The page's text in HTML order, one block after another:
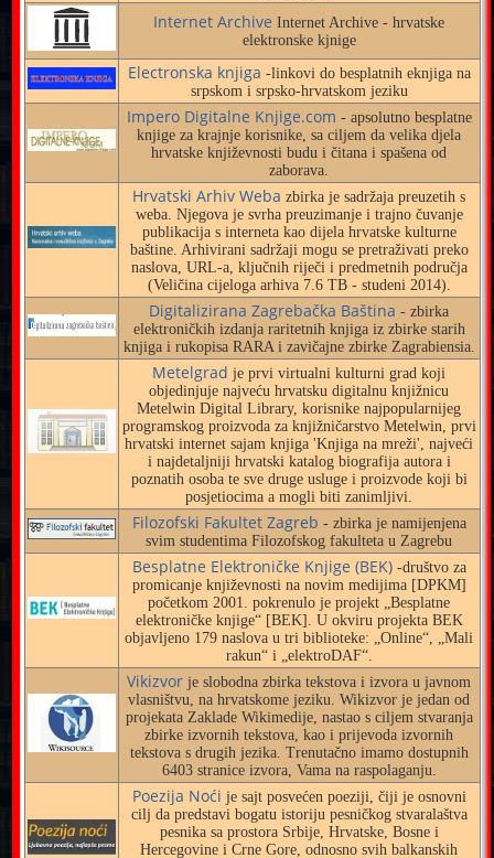
Internet Archive Internet Archive - hrvatske
elektronske kjnige
Electronska knjiga -linkovi do besplatnih eknjiga na
srpskom i srpsko-hrvatskom jeziku
Impero Digitalne Knjige.com - apsolutno besplatne
knjige za krajnje korisnike, sa ciljem da velika djela
hrvatske književnosti budu i čitana i spašena od
zaborava.
Hrvatski Arhiv Weba zbirka je sadržaja preuzetih s
weba. Njegova je svrha preuzimanje i trajno čuvanje
publikacija s interneta kao dijela hrvatske kulturne
baštine. Arhivirani sadržaji mogu se pretraživati preko
naslova, URL-a, ključnih riječi i predmetnih područja
(Veličina cijeloga arhiva 7.6 TB - studeni 2014).
Digitalizirana Zagrebačka Baština - zbirka
elektroničkih izdanja raritetnih knjiga iz zbirke starih
knjiga i rukopisa RARA i zavičajne zbirke Zagrabiensia.
Metelgrad je prvi virtualni kulturni grad koji
objedinjuje najveću hrvatsku digitalnu knjižnicu
Metelwin Digital Library, korisnike najpopularnijeg
programskog proizvoda za knjižničarstvo Metelwin, prvi
hrvatski internet sajam knjiga 'Knjiga na mreži', najveći
i najdetaljniji hrvatski katalog biografija autora i
poznatih osoba te sve druge usluge i proizvode koji bi
posjetiocima a mogli biti zanimljivi.
Filozofski Fakultet Zagreb - zbirka je namijenjena
svim studentima Filozofskog fakulteta u Zagrebu
Besplatne Elektroničke Knjige (BEK)-društvo za
promicanje književnosti na novim medijima [DPKM]
početkom 2001. pokrenulo je projekt „Besplatne
elektroničke knjige“ [BEK]. U okviru projekta BEK
objavljeno 179 naslova u tri biblioteke: „Online“, „Mali
rakun“ i „elektroDAF“.
Vikizvor je slobodna zbirka tekstova i izvora u javnom
vlasništvu, na hrvatskome jeziku. Wikizvor je jedan od
projekata Zaklade Wikimedije, nastao s ciljem stvaranja
zbirke izvornih tekstova, kao i prijevoda izvornih
tekstova s drugih jezika. Trenutačno imamo dostupnih
6403 stranice izvora, Vama na raspolaganju.
Poezija Noći je sajt posvećen poeziji, čiji je osnovni
cilj da predstavi bogatu istoriju pesničkog stvaralaštva
pesnika sa prostora Srbije, Hrvatske, Bosne i
Hercegovine i Crne Gore, odnosno svih balkanskih